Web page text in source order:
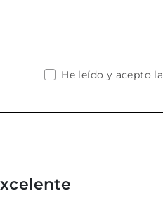
He leído y acepto la